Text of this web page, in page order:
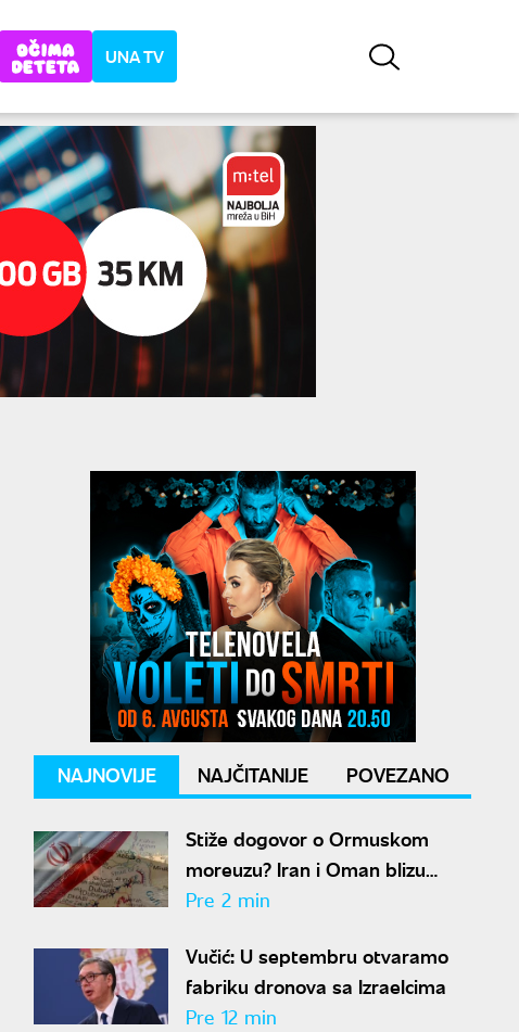
UNA TV
NAJNOVIJE NAJČITANIJE POVEZANO
Stiže dogovor o Ormuskom
moreuzu? Iran i Oman blizu
rešenja za obnovu pomorskog
Pre 2 min
Vučić: U septembru otvaramo
fabriku dronova sa Izraelcima
Pre 12 min